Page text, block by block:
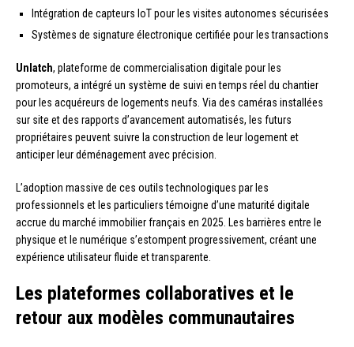
Intégration de capteurs IoT pour les visites autonomes sécurisées
Systèmes de signature électronique certifiée pour les transactions
Unlatch, plateforme de commercialisation digitale pour les
promoteurs, a intégré un système de suivi en temps réel du chantier
pour les acquéreurs de logements neufs. Via des caméras installées
sur site et des rapports d’avancement automatisés, les futurs
propriétaires peuvent suivre la construction de leur logement et
anticiper leur déménagement avec précision.
L’adoption massive de ces outils technologiques par les
professionnels et les particuliers témoigne d’une maturité digitale
accrue du marché immobilier français en 2025. Les barrières entre le
physique et le numérique s’estompent progressivement, créant une
expérience utilisateur fluide et transparente.
Les plateformes collaboratives et le
retour aux modèles communautaires